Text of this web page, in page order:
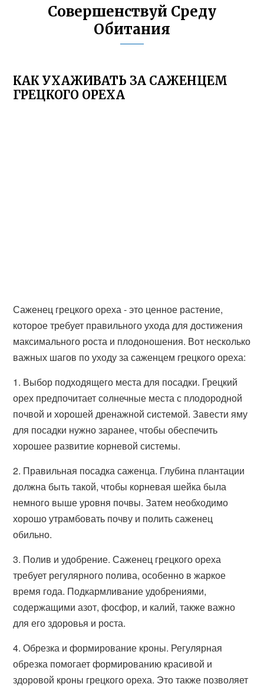
Совершенствуй Среду
Обитания
КАК УХАЖИВАТЬ ЗА САЖЕНЦЕМ
ГРЕЦКОГО ОРЕХА
Саженец грецкого ореха - это ценное растение,
которое требует правильного ухода для достижения
максимального роста и плодоношения. Вот несколько
важных шагов по уходу за саженцем грецкого ореха:
1. Выбор подходящего места для посадки. Грецкий
орех предпочитает солнечные места с плодородной
почвой и хорошей дренажной системой. Завести яму
для посадки нужно заранее, чтобы обеспечить
хорошее развитие корневой системы.
2. Правильная посадка саженца. Глубина плантации
должна быть такой, чтобы корневая шейка была
немного выше уровня почвы. Затем необходимо
хорошо утрамбовать почву и полить саженец
обильно.
3. Полив и удобрение. Саженец грецкого ореха
требует регулярного полива, особенно в жаркое
время года. Подкармливание удобрениями,
содержащими азот, фосфор, и калий, также важно
для его здоровья и роста.
4. Обрезка и формирование кроны. Регулярная
обрезка помогает формированию красивой и
здоровой кроны грецкого ореха. Это также позволяет